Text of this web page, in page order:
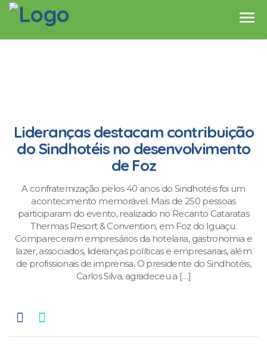
Lideranças destacam contribuição
do Sindhotéis no desenvolvimento
de Foz
A confraternização pelos 40 anos do Sindhotéis foi um
acontecimento memorável. Mais de 250 pessoas
participaram do evento, realizado no Recanto Cataratas
Thermas Resort & Convention, em Foz do Iguaçu.
Compareceram empresários da hotelaria, gastronomia e
lazer, associados, lideranças políticas e empresariais, além
de profissionais de imprensa. O presidente do Sindhotéis,
Carlos Silva, agradeceu a […]